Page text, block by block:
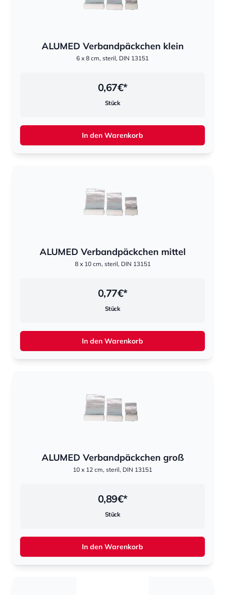
ALUMED Verbandpäckchen klein
6 x 8 cm, steril, DIN 13151
0,67€*
Stück
In den Warenkorb
ALUMED Verbandpäckchen mittel
8 x 10 cm, steril, DIN 13151
0,77€*
Stück
In den Warenkorb
ALUMED Verbandpäckchen groß
10 x 12 cm, steril, DIN 13151
0,89€*
Stück
In den Warenkorb